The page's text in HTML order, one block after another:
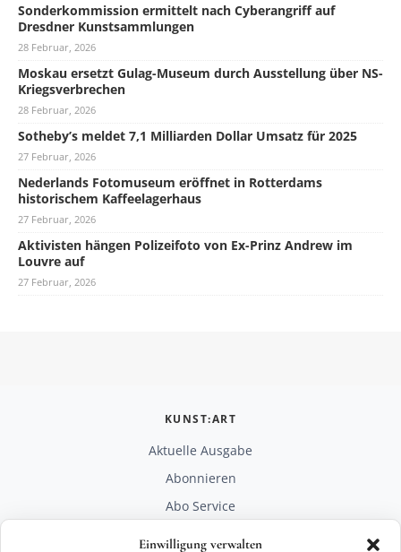
Einwilligung verwalten
Sonderkommission ermittelt nach Cyberangriff auf
Dresdner Kunstsammlungen
28 Februar, 2026
Moskau ersetzt Gulag-Museum durch Ausstellung über NS-
Kriegsverbrechen
28 Februar, 2026
Sotheby’s meldet 7,1 Milliarden Dollar Umsatz für 2025
27 Februar, 2026
Nederlands Fotomuseum eröffnet in Rotterdams
historischem Kaffeelagerhaus
27 Februar, 2026
Aktivisten hängen Polizeifoto von Ex-Prinz Andrew im
Louvre auf
27 Februar, 2026
KUNST:ART
Aktuelle Ausgabe
Abonnieren
Abo Service